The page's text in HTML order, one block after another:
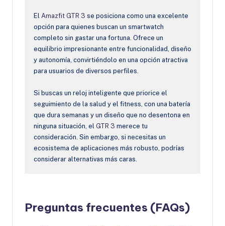
El Amazfit GTR 3 se posiciona como una excelente
opción para quienes buscan un smartwatch
completo sin gastar una fortuna. Ofrece un
equilibrio impresionante entre funcionalidad, diseño
y autonomía, convirtiéndolo en una opción atractiva
para usuarios de diversos perfiles.
Si buscas un reloj inteligente que priorice el
seguimiento de la salud y el fitness, con una batería
que dura semanas y un diseño que no desentona en
ninguna situación, el GTR 3 merece tu
consideración. Sin embargo, si necesitas un
ecosistema de aplicaciones más robusto, podrías
considerar alternativas más caras.
Preguntas frecuentes (FAQs)